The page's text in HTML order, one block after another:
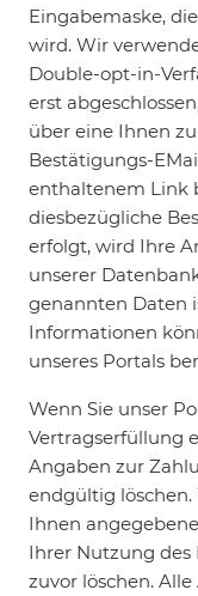
Eingabemaske,
wird. Wir
Double-opt-in-
erst
über eine Ihnen
Bestätigungs-
enthaltenem Link
diesbezügliche
erfolgt, wird Ihre
unserer
genannten Daten
Informationen
unseres Portals
Wenn Sie unser
Vertragserfüllung
Angaben zur
endgültig
Ihnen
Ihrer Nutzung des
zuvor löschen.